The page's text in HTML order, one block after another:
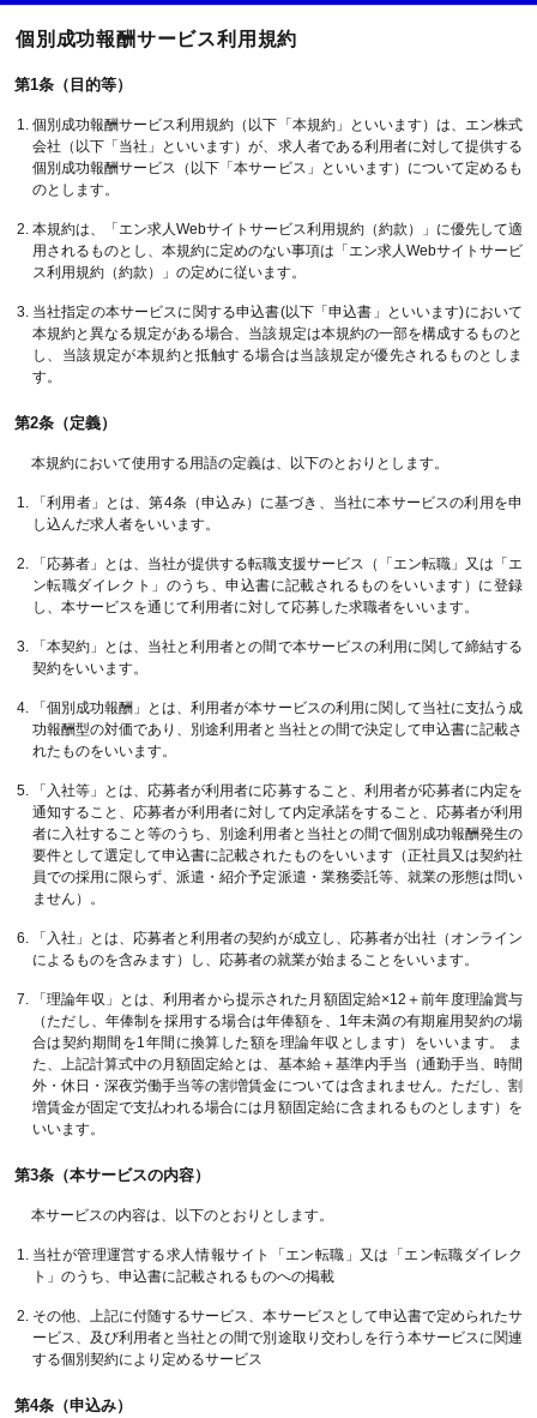
個別成功報酬サービス利用規約
第1条（目的等）
個別成功報酬サービス利用規約（以下「本規約」といいます）は、エン株式
会社（以下「当社」といいます）が、求人者である利用者に対して提供する
個別成功報酬サービス（以下「本サービス」といいます）について定めるも
のとします。
本規約は、「エン求人Webサイトサービス利用規約（約款）」に優先して適
用されるものとし、本規約に定めのない事項は「エン求人Webサイトサービ
ス利用規約（約款）」の定めに従います。
当社指定の本サービスに関する申込書(以下「申込書」といいます)において
本規約と異なる規定がある場合、当該規定は本規約の一部を構成するものと
し、当該規定が本規約と抵触する場合は当該規定が優先されるものとしま
す。
第2条（定義）
本規約において使用する用語の定義は、以下のとおりとします。
「利用者」とは、第4条（申込み）に基づき、当社に本サービスの利用を申
し込んだ求人者をいいます。
「応募者」とは、当社が提供する転職支援サービス（「エン転職」又は「エ
ン転職ダイレクト」のうち、申込書に記載されるものをいいます）に登録
し、本サービスを通じて利用者に対して応募した求職者をいいます。
「本契約」とは、当社と利用者との間で本サービスの利用に関して締結する
契約をいいます。
「個別成功報酬」とは、利用者が本サービスの利用に関して当社に支払う成
功報酬型の対価であり、別途利用者と当社との間で決定して申込書に記載さ
れたものをいいます。
「入社等」とは、応募者が利用者に応募すること、利用者が応募者に内定を
通知すること、応募者が利用者に対して内定承諾をすること、応募者が利用
者に入社すること等のうち、別途利用者と当社との間で個別成功報酬発生の
要件として選定して申込書に記載されたものをいいます（正社員又は契約社
員での採用に限らず、派遣・紹介予定派遣・業務委託等、就業の形態は問い
ません）。
「入社」とは、応募者と利用者の契約が成立し、応募者が出社（オンライン
によるものを含みます）し、応募者の就業が始まることをいいます。
「理論年収」とは、利用者から提示された月額固定給×12＋前年度理論賞与
（ただし、年俸制を採用する場合は年俸額を、1年未満の有期雇用契約の場
合は契約期間を1年間に換算した額を理論年収とします）をいいます。 ま
た、上記計算式中の月額固定給とは、基本給＋基準内手当（通勤手当、時間
外・休日・深夜労働手当等の割増賃金については含まれません。ただし、割
増賃金が固定で支払われる場合には月額固定給に含まれるものとします）を
いいます。
第3条（本サービスの内容）
本サービスの内容は、以下のとおりとします。
当社が管理運営する求人情報サイト「エン転職」又は「エン転職ダイレク
ト」のうち、申込書に記載されるものへの掲載
その他、上記に付随するサービス、本サービスとして申込書で定められたサ
ービス、及び利用者と当社との間で別途取り交わしを行う本サービスに関連
する個別契約により定めるサービス
第4条（申込み）